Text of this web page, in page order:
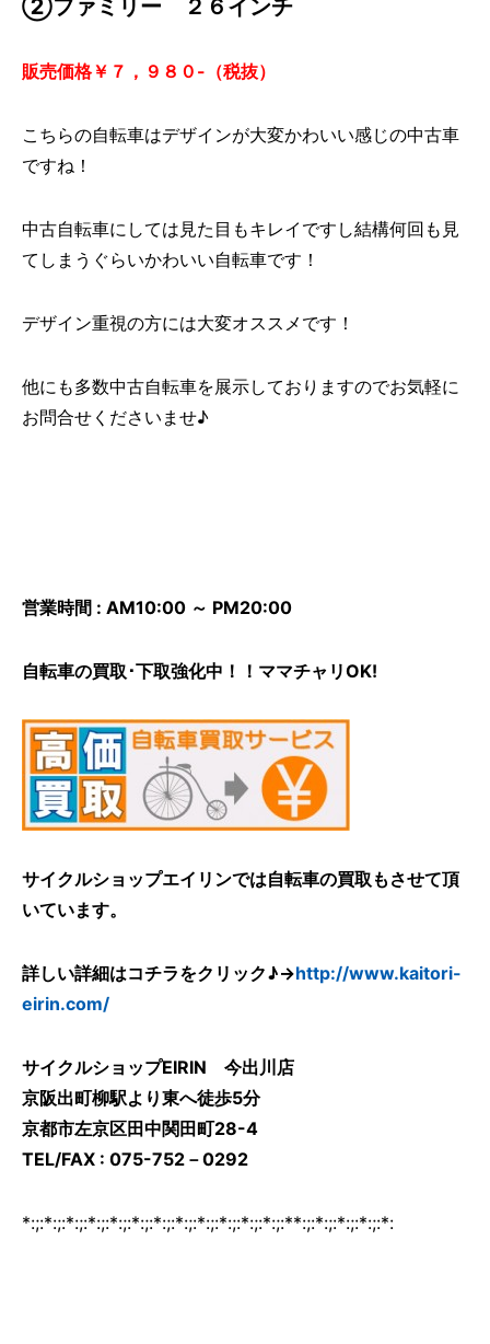
②ファミリー ２６インチ
販売価格￥７，９８０-（税抜）
こちらの自転車はデザインが大変かわいい感じの中古車
ですね！
中古自転車にしては見た目もキレイですし結構何回も見
てしまうぐらいかわいい自転車です！
デザイン重視の方には大変オススメです！
他にも多数中古自転車を展示しておりますのでお気軽に
お問合せくださいませ♪
営業時間 : AM10:00 ～ PM20:00
自転車の買取･下取強化中！！ママチャリOK!
サイクルショップエイリンでは自転車の買取もさせて頂
いています。
詳しい詳細はコチラをクリック♪→http://www.kaitori-
eirin.com/
サイクルショップEIRIN 今出川店
京阪出町柳駅より東へ徒歩5分
京都市左京区田中関田町28-4
TEL/FAX : 075-752－0292
*:;:*:;:*:;:*:;:*:;:*:;:*:;:*:;:*:;:*:;:*:;:*:;:**:;:*:;:*:;:*:;:*: